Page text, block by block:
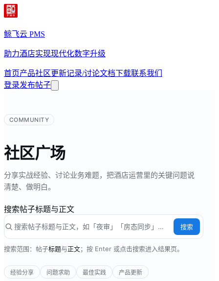
鲸飞云 PMS
助力酒店实现现代化数字升级
首页产品社区更新记录/讨论文档下载联系我们
登录发布帖子
COMMUNITY
社区广场
分享实战经验、讨论业务难题，把酒店运营里的关键问题说
清楚、做明白。
搜索帖子标题与正文
搜索
搜索范围：帖子标题与正文；按 Enter 或点击搜索进入结果页。
经验分享 问题求助 最佳实践 产品更新